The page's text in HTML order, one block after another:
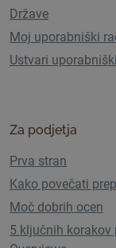
Države
Moj uporabniški
Ustvari
Za podjetja
Prva stran
Kako povečati
Moč dobrih ocen
5 ključnih korakov